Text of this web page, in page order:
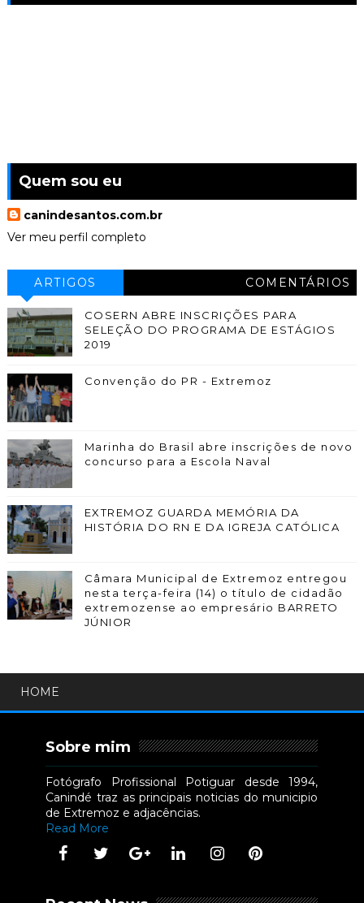
Quem sou eu
canindesantos.com.br
Ver meu perfil completo
ARTIGOS COMENTÁRIOS
COSERN ABRE INSCRIÇÕES PARA
SELEÇÃO DO PROGRAMA DE ESTÁGIOS
2019
Convenção do PR - Extremoz
Marinha do Brasil abre inscrições de novo
concurso para a Escola Naval
EXTREMOZ GUARDA MEMÓRIA DA
HISTÓRIA DO RN E DA IGREJA CATÓLICA
Câmara Municipal de Extremoz entregou
nesta terça-feira (14) o título de cidadão
extremozense ao empresário BARRETO
JÚNIOR
HOME
Sobre mim
Fotógrafo Profissional Potiguar desde 1994,
Canindé traz as principais noticias do municipio
de Extremoz e adjacências.
Read More